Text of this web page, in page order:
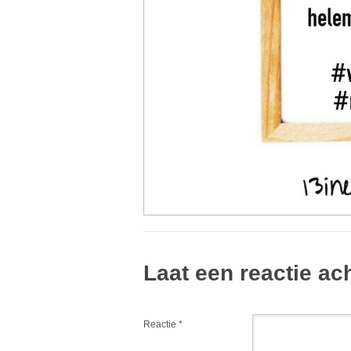
Laat een reactie
Reactie *